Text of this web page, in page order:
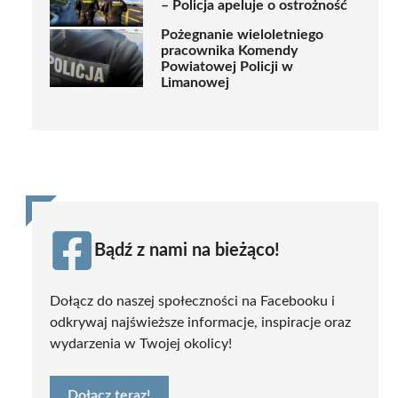
– Policja apeluje o ostrożność
Pożegnanie wieloletniego
pracownika Komendy
Powiatowej Policji w
Limanowej
Bądź z nami na bieżąco!
Dołącz do naszej społeczności na Facebooku i
odkrywaj najświeższe informacje, inspiracje oraz
wydarzenia w Twojej okolicy!
Dołącz teraz!